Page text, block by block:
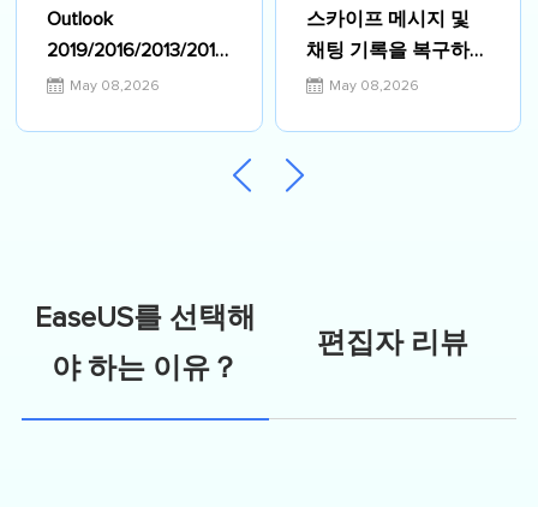
Outlook
2019/2016/2013/2010
에서 삭제된 PST 파일
May 08,2026
스카이프 메시지 및
채팅 기록을 복구하는
방법May 08,2026
EaseUS를 선택해
야 하는 이유？
편집자 리뷰